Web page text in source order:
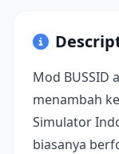
Mod BUSSID
menambah
Simulator
biasanya